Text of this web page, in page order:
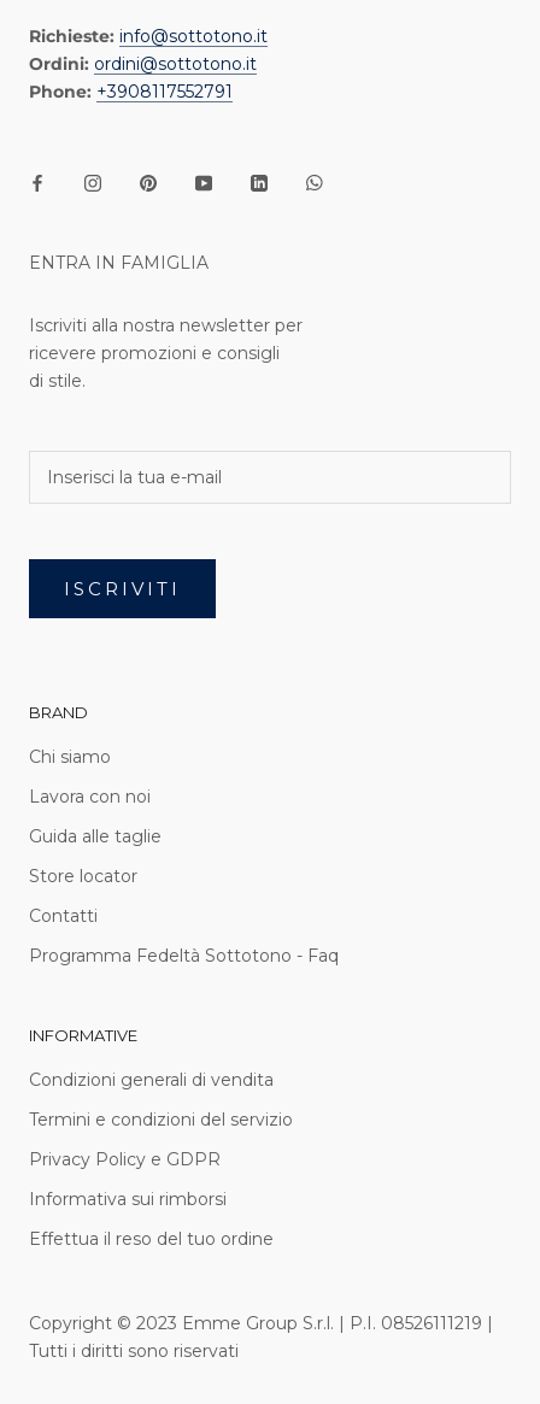
Richieste: info@sottotono.it
Ordini: ordini@sottotono.it
Phone: +3908117552791
ENTRA IN FAMIGLIA
Iscriviti alla nostra newsletter per
ricevere promozioni e consigli
di stile.
ISCRIVITI
BRAND
Chi siamo
Lavora con noi
Guida alle taglie
Store locator
Contatti
Programma Fedeltà Sottotono - Faq
INFORMATIVE
Condizioni generali di vendita
Termini e condizioni del servizio
Privacy Policy e GDPR
Informativa sui rimborsi
Effettua il reso del tuo ordine
Copyright © 2023 Emme Group S.r.l. | P.I. 08526111219 |
Tutti i diritti sono riservati